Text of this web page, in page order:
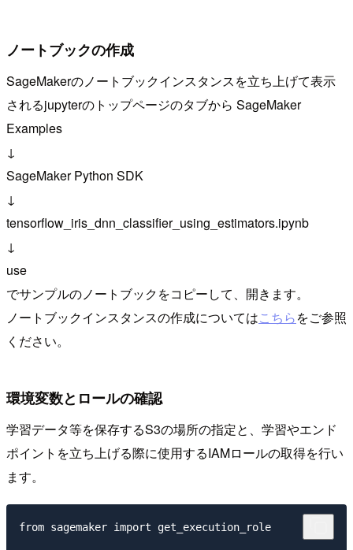
ノートブックの作成
SageMakerのノートブックインスタンスを立ち上げて表示
されるjupyterのトップページのタブから SageMaker
Examples
↓
SageMaker Python SDK
↓
tensorflow_iris_dnn_classifier_using_estimators.ipynb
↓
use
でサンプルのノートブックをコピーして、開きます。
ノートブックインスタンスの作成についてはこちらをご参照
ください。
環境変数とロールの確認
学習データ等を保存するS3の場所の指定と、学習やエンド
ポイントを立ち上げる際に使用するIAMロールの取得を行い
ます。
from sagemaker import get_execution_role